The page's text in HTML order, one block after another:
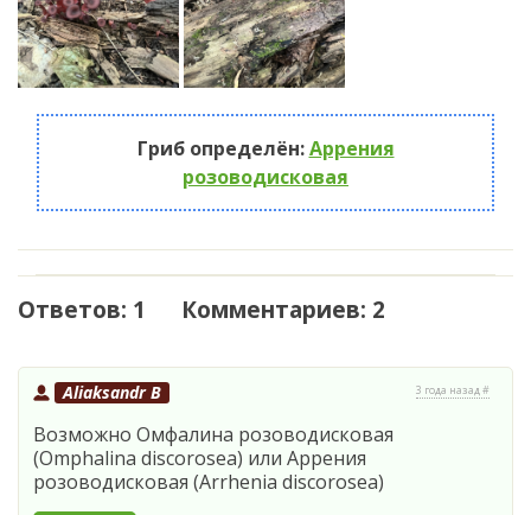
Гриб определён:Аррения
розоводисковая
Ответов: 1 Комментариев: 2
Aliaksandr B 3 года назад #
Возможно Омфалина розоводисковая
(Omphalina discorosea) или Аррения
розоводисковая (Arrhenia discorosea)